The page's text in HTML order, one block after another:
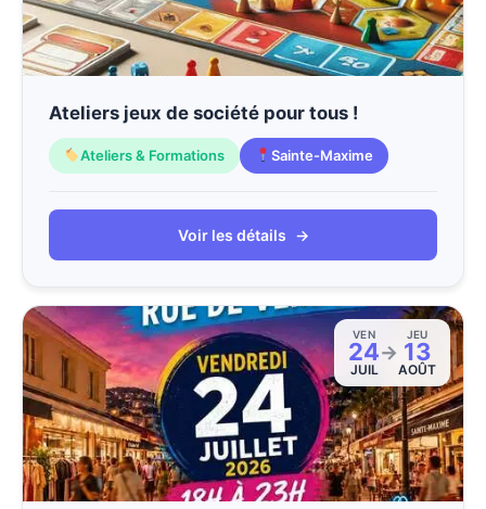
Ateliers jeux de société pour tous !
Ateliers & Formations Sainte-Maxime
Voir les détails →
VEN
24
JUIL
→
JEU
13
AOÛT